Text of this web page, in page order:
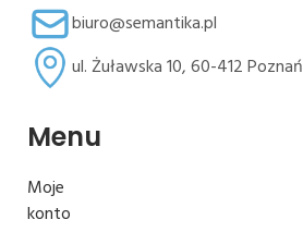
biuro@semantika.pl
ul. Żuławska 10, 60-412 Poznań
Menu
Moje
konto